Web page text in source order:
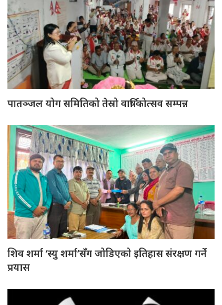
पातञ्जल योग समितिको तेस्रो वार्षिकोत्सव सम्पन्न
शिव शर्मा ‘स्यु शर्मा’सँग जोडिएको इतिहास संरक्षण गर्ने
प्रयास